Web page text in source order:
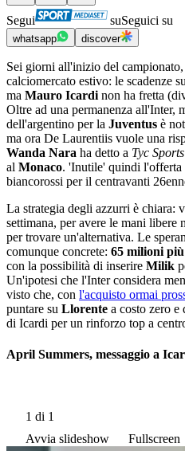
Segui suSeguici su
whatsapp discover
Sei giorni all'inizio del
calciomercato estivo: le scadenze
ma Mauro Icardi non ha fretta
Oltre ad una permanenza all'Inter,
dell'argentino per la Juventus è
ma ora De Laurentiis vuole una
Wanda Nara ha detto a Tyc Sports
al Monaco. 'Inutile' quindi
biancorossi per il centravanti
La strategia degli azzurri è chiara:
settimana, per avere le mani
per trovare un'alternativa. Le
comunque concrete: 65 milioni
con la possibilità di inserire Milik
Un'ipotesi che l'Inter considera
visto che, con l'acquisto ormai
puntare su Llorente a costo zero e
di Icardi per un rinforzo top a
April Summers, messaggio a
1 di 1
Avvia slideshow
Fullscreen